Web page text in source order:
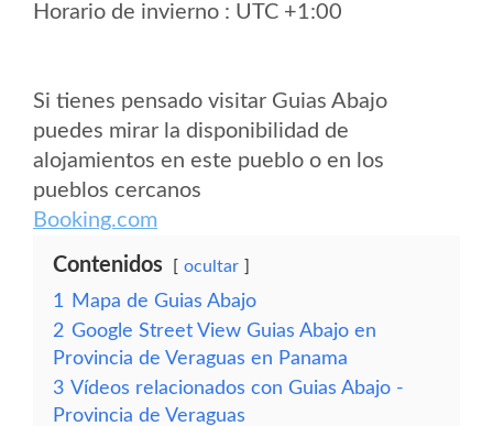
Horario de invierno : UTC +1:00
Si tienes pensado visitar Guias Abajo
puedes mirar la disponibilidad de
alojamientos en este pueblo o en los
pueblos cercanos
Booking.com
Contenidos ocultar
1
Mapa de Guias Abajo
2 Google Street View Guias Abajo en
Provincia de Veraguas en Panama
3 Vídeos relacionados con Guias Abajo -
Provincia de Veraguas